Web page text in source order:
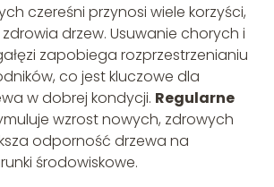
czereśni przynosi wiele korzyści,
drzew. Usuwanie chorych i
zapobiega rozprzestrzenianiu
co jest kluczowe dla
w dobrej kondycji. Regularne
wzrost nowych, zdrowych
odporność drzewa na
środowiskowe.